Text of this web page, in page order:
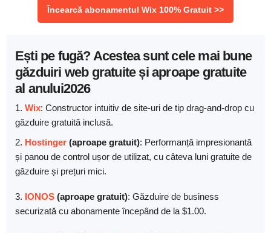
Încearcă abonamentul Wix 100% Gratuit >>
Ești pe fugă? Acestea sunt cele mai bune
găzduiri web gratuite și aproape gratuite
al anului2026
1. Wix: Constructor intuitiv de site-uri de tip drag-and-drop cu
găzduire gratuită inclusă.
2. Hostinger (aproape gratuit): Performanță impresionantă
și panou de control ușor de utilizat, cu câteva luni gratuite de
găzduire și prețuri mici.
3. IONOS (aproape gratuit): Găzduire de business
securizată cu abonamente începând de la$1.00.